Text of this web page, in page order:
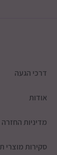
דרכי הגעה
אודות
מדיניות החזרה
סקירות מוצרי